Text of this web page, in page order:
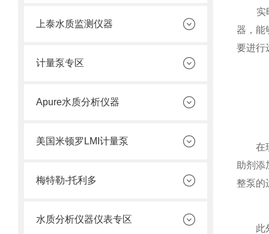
上泰水质监测仪器
计量泵专区
Apure水质分析仪器
美国米顿罗LMI计量泵
梅特勒-托利多
水质分析仪器仪表专区
实时
器，能
要进行
在现
助剂添
整泵的
此外